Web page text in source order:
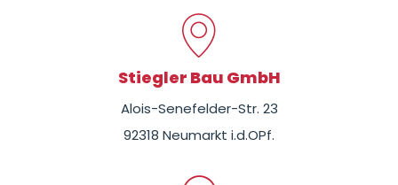
Stiegler Bau GmbH
Alois-Senefelder-Str. 23
92318 Neumarkt i.d.OPf.